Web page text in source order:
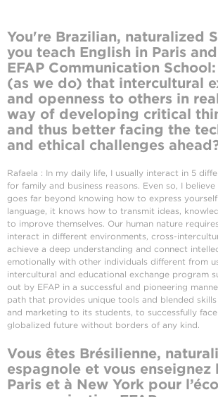
You're Brazilian, naturalized
you teach English in Paris
EFAP Communication School
(as we do) that intercultural
and openness to others in
way of developing critical
and thus better facing the
and ethical challenges
Rafaela : In my daily life, I usually interact in 5
for family and business reasons. Even so, I
goes far beyond knowing how to express
language, it knows how to transmit ideas,
to improve themselves. Our human nature
interact in different environments, cross-
achieve a deep understanding and connect
emotionally with other individuals different from
intercultural and educational exchange program
out by EFAP in a successful and pioneering
path that provides unique tools and blended
and marketing to its students, to successfully
globalized future without borders of any kind.
Vous êtes Brésilienne,
espagnole et vous enseignez
Paris et à New York pour